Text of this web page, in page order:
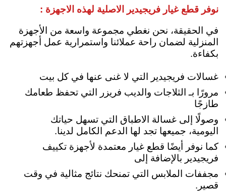
نوفر قطع غيار فريجيدير الاصلية لهذه الاجهزة :
في الحقيقة، نحن نغطي مجموعة واسعة من الأجهزة
المنزلية لضمان راحة عملائنا واستمرارية عمل أجهزتهم
بكفاءة.
غسالات فريجيدير التي لا غنى عنها في كل بيت
مرورًا بـ الثلاجات والديب فريزر التي تحفظ طعامك
طازجًا
وصولًا إلى غسالة الاطباق التي تسهل حياتك
اليومية، جميعها تجد لها الدعم الكامل لدينا.
كما نوفر أيضًا قطع غيار معتمدة لأجهزة تكييف
فريجيدير بالإضافة إلى
مجففات الملابس التي تمنحك نتائج مثالية في وقت
قصير.